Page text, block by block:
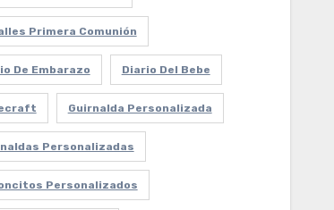
Primera Comunión
De Embarazo Diario Del Bebe
Guirnalda Personalizada
Personalizadas
Personalizados